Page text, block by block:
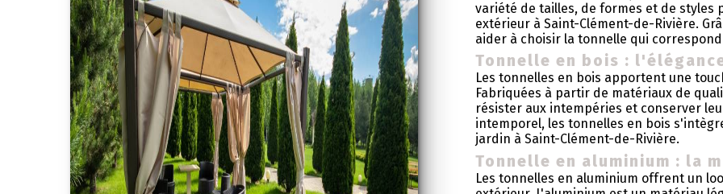
variété de tailles, de formes et de
extérieur à Saint-Clément-de-Rivière.
aider à choisir la tonnelle qui
Tonnelle en bois :
Les tonnelles en bois apportent une
Fabriquées à partir de matériaux de
résister aux intempéries et conserver
intemporel, les tonnelles en bois
jardin à Saint-Clément-de-Rivière.
Tonnelle en aluminium : la
Les tonnelles en aluminium offrent un